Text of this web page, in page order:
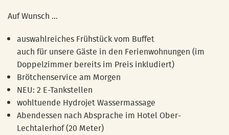
Auf Wunsch ...
auswahlreiches Frühstück vom Buffet
auch für unsere Gäste in den Ferienwohnungen (im
Doppelzimmer bereits im Preis inkludiert)
Brötchenservice am Morgen
NEU: 2 E-Tankstellen
wohltuende Hydrojet Wassermassage
Abendessen nach Absprache im Hotel Ober-
Lechtalerhof (20 Meter)